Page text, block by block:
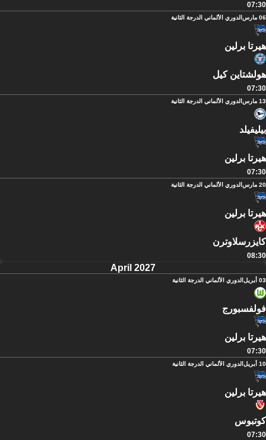
07:30
06 مارس الدوري الألماني الدرجة الثانية
هيرتا برلين
هولشتاين كيل
07:30
13 مارس الدوري الألماني الدرجة الثانية
بيليفيلد
هيرتا برلين
07:30
20 مارس الدوري الألماني الدرجة الثانية
هيرتا برلين
كايزرسلاوترن
08:30
April 2027
03 أبريل الدوري الألماني الدرجة الثانية
فولفسبورج
هيرتا برلين
07:30
10 أبريل الدوري الألماني الدرجة الثانية
هيرتا برلين
كوتبوس
07:30